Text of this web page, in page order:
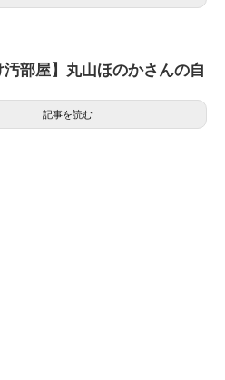
汚部屋】丸山ほのかさんの自
記事を読む